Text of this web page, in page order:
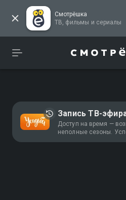
Смотрёшка
ТВ, фильмы и сериалы
Запись ТВ-
Доступ на время —
неполные сезоны.